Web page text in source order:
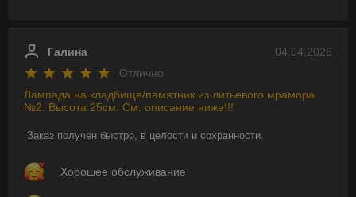
04.04.2026
Галина
Отлично
Лампада на кладбище/памятник из литьевого мрамора
№2. Высота 25см. См. описание ниже!!!
Заказ получен быстро, в целости и сохранности.
Хорошее обслуживание